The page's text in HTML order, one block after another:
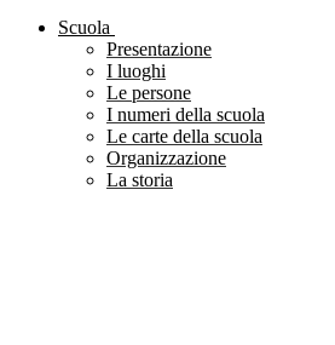
Scuola
Presentazione
I luoghi
Le persone
I numeri della scuola
Le carte della scuola
Organizzazione
La storia